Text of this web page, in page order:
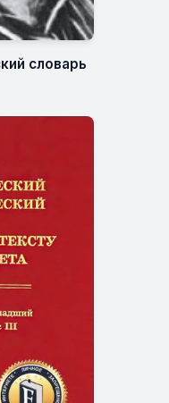
словарь